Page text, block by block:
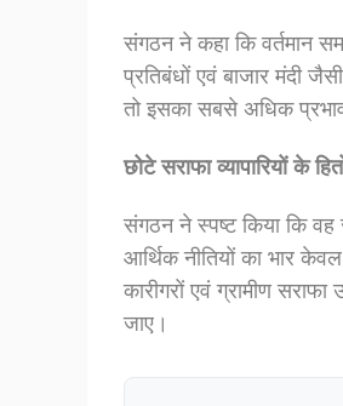
संगठन ने कहा कि वर्तमान
प्रतिबंधों एवं बाजार मंदी
तो इसका सबसे अधिक प्रभाव
छोटे सराफा व्यापारियों के
संगठन ने स्पष्ट किया कि वह
आर्थिक नीतियों का भार
कारीगरों एवं ग्रामीण सराफा
जाए।